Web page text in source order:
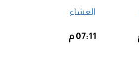
العشاء
07:11 م